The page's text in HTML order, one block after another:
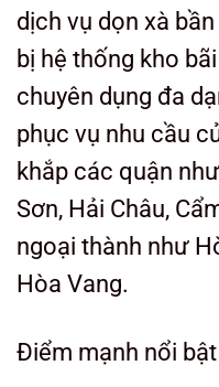
dịch vụ dọn xà
bị hệ thống kho
chuyên dụng đa
phục vụ nhu cầu
khắp các quận
Sơn, Hải Châu,
ngoại thành như
Hòa Vang.
Điểm mạnh nổi